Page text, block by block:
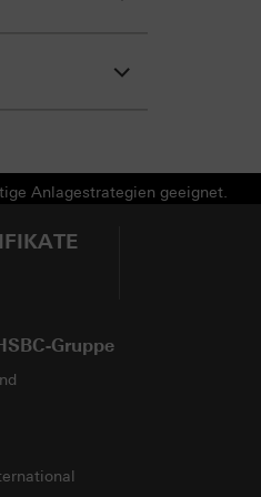
Anlagestrategien geeignet.
Gruppe